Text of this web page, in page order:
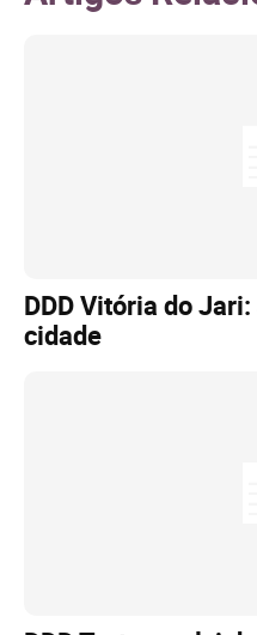
DDD Vitória do
cidade